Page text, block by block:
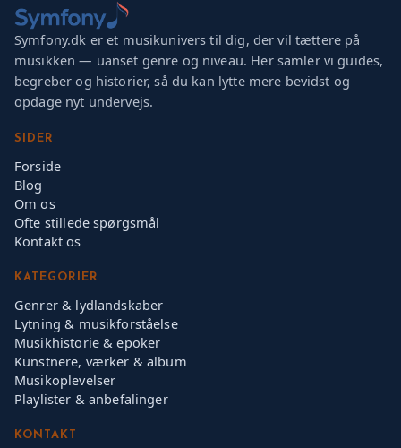
Symfony.dk er et musikunivers til dig, der vil tættere på
musikken — uanset genre og niveau. Her samler vi guides,
begreber og historier, så du kan lytte mere bevidst og
opdage nyt undervejs.
SIDER
Forside
Blog
Om os
Ofte stillede spørgsmål
Kontakt os
KATEGORIER
Genrer & lydlandskaber
Lytning & musikforståelse
Musikhistorie & epoker
Kunstnere, værker & album
Musikoplevelser
Playlister & anbefalinger
KONTAKT